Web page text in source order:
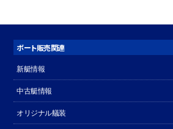
ボート販売関連
新艇情報
中古艇情報
オリジナル艤装